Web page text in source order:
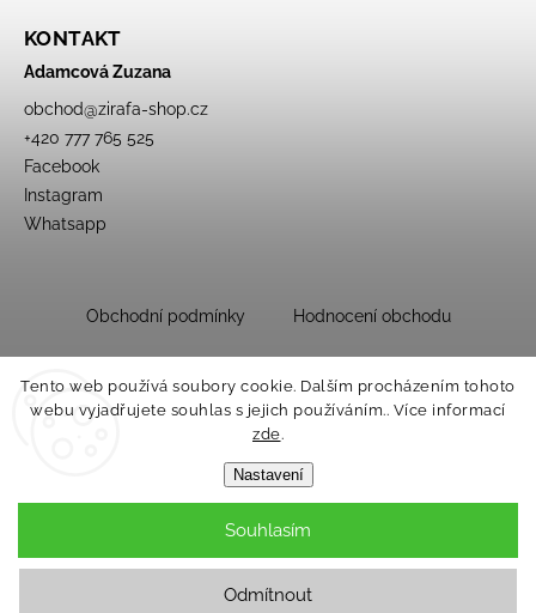
Tento web používá soubory cookie. Dalším procházením tohoto
webu vyjadřujete souhlas s jejich používáním.. Více informací
zde.
Nastavení
Odmítnout
Souhlasím
KONTAKT
Adamcová Zuzana
obchod@zirafa-shop.cz
+420 777 765 525
Facebook
Instagram
Whatsapp
Obchodní podmínky Hodnocení obchodu
Copyright 2026Dětský obchůdek Žirafa. Všechna práva vyhrazena.
Upravit nastavení cookies